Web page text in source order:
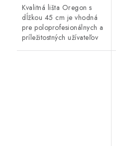
Kvalitná lišta Oregon s
dĺžkou 45 cm je vhodná
pre poloprofesionálnych a
príležitostných užívateľov